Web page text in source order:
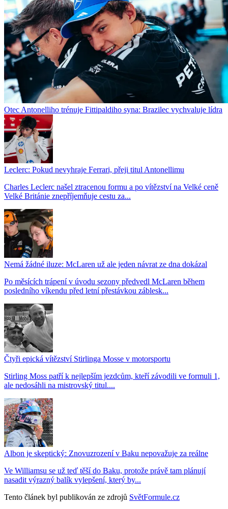
Otec Antonelliho trénuje Fittipaldiho syna: Brazilec vychvaluje lídra
Leclerc: Pokud nevyhraje Ferrari, přeji titul Antonellimu
Charles Leclerc našel ztracenou formu a po vítězství na Velké ceně
Velké Británie znepříjemňuje cestu za...
Nemá žádné iluze: McLaren už ale jeden návrat ze dna dokázal
Po měsících trápení v úvodu sezony předvedl McLaren během
posledního víkendu před letní přestávkou záblesk...
Čtyři epická vítězství Stirlinga Mosse v motorsportu
Stirling Moss patří k nejlepším jezdcům, kteří závodili ve formuli 1,
ale nedosáhli na mistrovský titul....
Albon je skeptický: Znovuzrození v Baku nepovažuje za reálne
Ve Williamsu se už teď těší do Baku, protože právě tam plánují
nasadit výrazný balík vylepšení, který by...
Tento článek byl publikován ze zdrojů SvětFormule.cz